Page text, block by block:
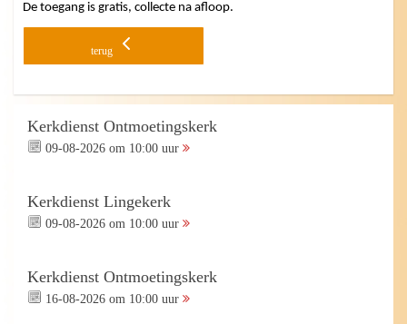
De toegang is gratis, collecte na afloop.
terug
Kerkdienst Ontmoetingskerk
09-08-2026 om 10:00 uur
Kerkdienst Lingekerk
09-08-2026 om 10:00 uur
Kerkdienst Ontmoetingskerk
16-08-2026 om 10:00 uur